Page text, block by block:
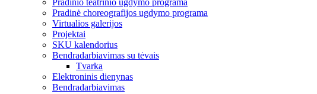
Pradinio teatrinio ugdymo programa
Pradinė choreografijos ugdymo programa
Virtualios galerijos
Projektai
SKU kalendorius
Bendradarbiavimas su tėvais
Tvarka
Elektroninis dienynas
Bendradarbiavimas